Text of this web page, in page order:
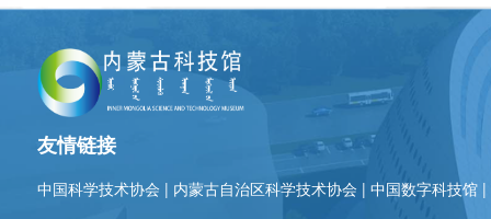
友情链接
中国科学技术协会 | 内蒙古自治区科学技术协会 |中国数字科技馆 |